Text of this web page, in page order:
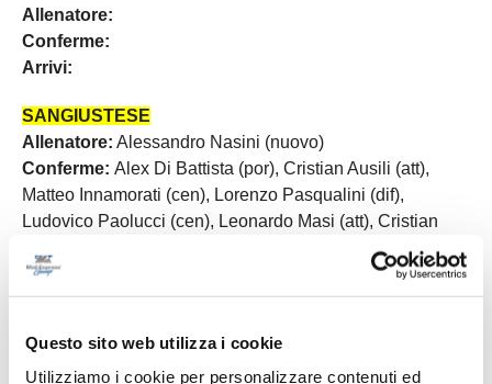
Questo sito web utilizza i cookie
Utilizziamo i cookie per personalizzare contenuti ed
Allenatore:
Conferme:
Arrivi:
SANGIUSTESE
Allenatore: Alessandro Nasini (nuovo)
Conferme: Alex Di Battista (por), Cristian Ausili (att),
Matteo Innamorati (cen), Lorenzo Pasqualini (dif),
Ludovico Paolucci (cen), Leonardo Masi (att), Cristian
Corradini (cen), Giacomo Lattanzi (dif), Yaya Junior Wahi
(dif), Matteo Vecchiotti (att), Francesco Luciani (cen)
Arrivi:Emanuele Russo (att '00 da Osimana), Tommaso
Civitanovese), Mattia Granatelli (cen '06 da Fermana),
Andrea Morelli (cen '06 da Fermana), Edoardo Febbo